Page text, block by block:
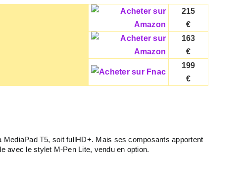
215
€
163
€
199
€
T5, soit fullHD+. Mais ses composants apportent
avec le stylet M-Pen Lite, vendu en option.